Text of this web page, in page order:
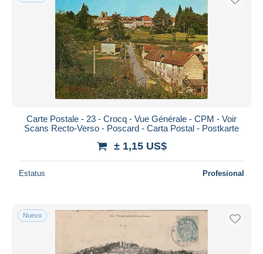
Carte Postale - 23 - Crocq - Vue Générale - CPM - Voir
Scans Recto-Verso - Poscard - Carta Postal - Postkarte
± 1,15 US$
Estatus Profesional
Nuevo